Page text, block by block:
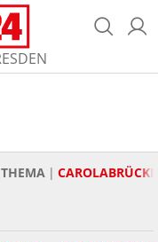
THEMA